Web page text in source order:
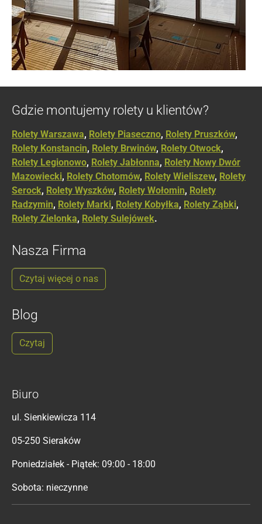
Gdzie montujemy rolety u klientów?
Rolety Warszawa, Rolety Piaseczno, Rolety Pruszków,
Rolety Konstancin, Rolety Brwinów, Rolety Otwock,
Rolety Legionowo, Rolety Jabłonna, Rolety Nowy Dwór
Mazowiecki, Rolety Chotomów, Rolety Wieliszew, Rolety
Serock, Rolety Wyszków, Rolety Wołomin, Rolety
Radzymin, Rolety Marki, Rolety Kobyłka, Rolety Ząbki,
Rolety Zielonka, Rolety Sulejówek.
Nasza Firma
Czytaj więcej o nas
Blog
Czytaj
Biuro
ul. Sienkiewicza 114
05-250 Sieraków
Poniedziałek - Piątek: 09:00 - 18:00
Sobota: nieczynne